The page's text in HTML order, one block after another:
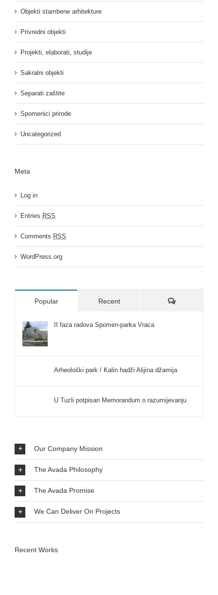
Objekti stambene arhitekture
Privredni objekti
Projekti, elaborati, studije
Sakralni objekti
Separati zaštite
Spomenici prirode
Uncategorized
Meta
Log in
Entries RSS
Comments RSS
WordPress.org
Popular Recent Comments
II faza radova Spomen-parka Vraca
Arheološki park / Kalin hadži Alijina džamija
U Tuzli potpisan Memorandum o razumijevanju
Our Company Mission
The Avada Philosophy
The Avada Promise
We Can Deliver On Projects
Recent Works